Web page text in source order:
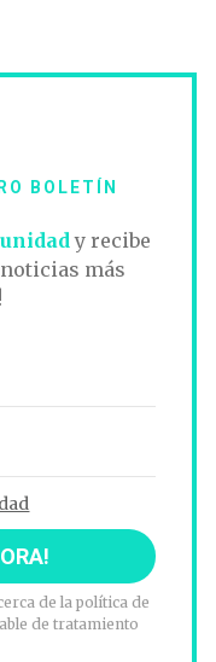
BOLETÍN
y recibe
más
de la política de
de tratamiento